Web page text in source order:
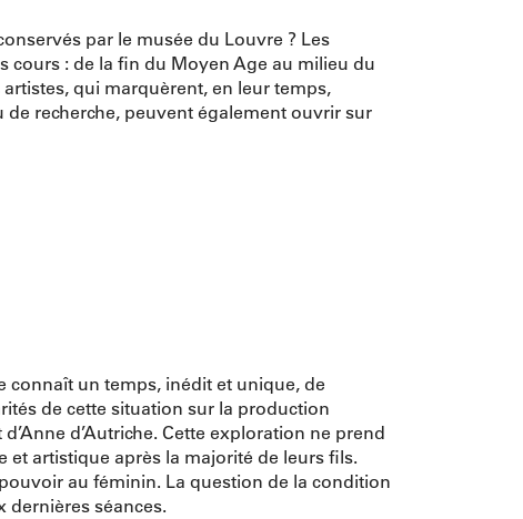
par le musée du Louvre ? Les
cours : de la fin du Moyen Age au milieu du
qui marquèrent, en leur temps,
de recherche, peuvent également ouvrir sur
connaît un temps, inédit et unique, de
de cette situation sur la production
d’Autriche. Cette exploration ne prend
et artistique après la majorité de leurs fils.
au féminin. La question de la condition
dernières séances.